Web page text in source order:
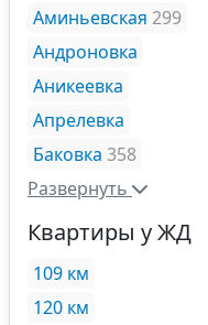
Аминьевская 299
Андроновка
Аникеевка
Апрелевка
Баковка 358
Развернуть
Квартиры у ЖД
109 км
120 км